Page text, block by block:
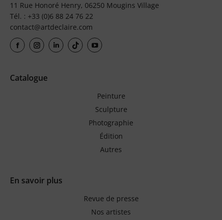
11 Rue Honoré Henry, 06250 Mougins Village
Tél. : +33 (0)6 88 24 76 22
contact@artdeclaire.com
Catalogue
Peinture
Sculpture
Photographie
Édition
Autres
En savoir plus
Revue de presse
Nos artistes